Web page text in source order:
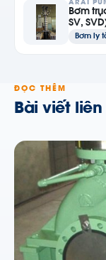
ARAI
Bơm
SV,
Bơm ly
ĐỌC THÊM
Bài viết